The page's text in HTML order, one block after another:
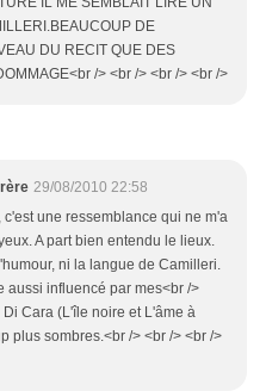
DE
DU RECIT QUE DES
/> <br /> <br /> <br />
29/08/2010 22:58
c'est une ressemblance qui ne m'a
A part bien entendu le lieux.
ni la langue de Camilleri.
aussi influencé par mes<br />
Cara (L'île noire et L'âme à
plus sombres.<br /> <br /> <br />